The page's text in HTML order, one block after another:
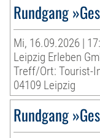
Rundgang
Mi, 16.09.2026 |
Leipzig Erleben
Treff/Ort: Tourist-
04109 Leipzig
Rundgang